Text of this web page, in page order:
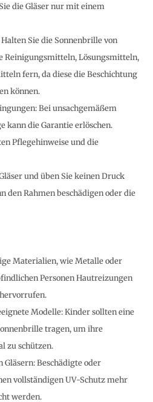
die Gläser nur mit einem
Sie die Sonnenbrille von
Reinigungsmitteln, Lösungsmitteln,
fern, da diese die Beschichtung
können.
Bei unsachgemäßem
kann die Garantie erlöschen.
Pflegehinweise und die
und üben Sie keinen Druck
den Rahmen beschädigen oder die
Materialien, wie Metalle oder
Personen Hautreizungen
Modelle: Kinder sollten eine
tragen, um ihre
zu schützen.
Gläsern: Beschädigte oder
vollständigen UV-Schutz mehr
werden.